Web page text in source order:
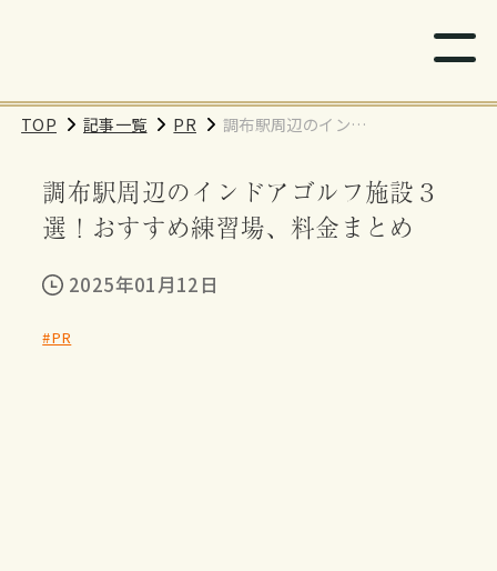
TOP 記事一覧 PR
調布駅周辺のインド
おすすめ練習場、料
金まとめ
調布駅周辺のインドアゴルフ施設３
選！おすすめ練習場、料金まとめ
2025年01月12日
#PR